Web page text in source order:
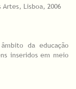
Lisboa, 2006
da educação
inseridos em meio